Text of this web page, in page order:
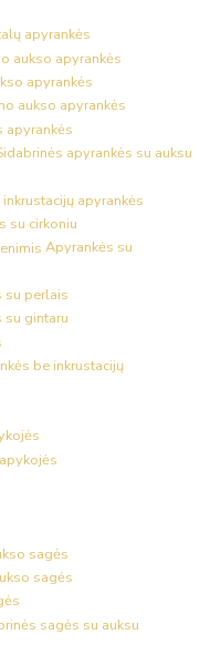
apyrankės
aukso apyrankės
apyrankės
aukso apyrankės
apyrankės
apyrankės su auksu
apyrankės
su cirkoniu
Apyrankės su
su perlais
su gintaru
be inkrustacijų
sagės
sagės
sagės su auksu